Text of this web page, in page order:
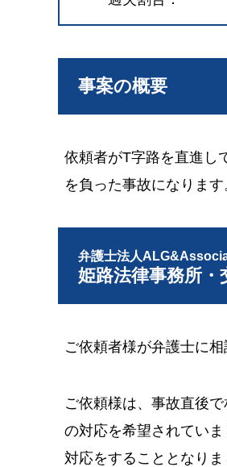
事案の概要
依頼者がT字路を直進し
を負った事故になります
弁護士法人
姫路法律事務所
ご依頼者様が弁護士に
ご依頼様は、事故直後
の対応を希望されてい
対応をすることとなりま